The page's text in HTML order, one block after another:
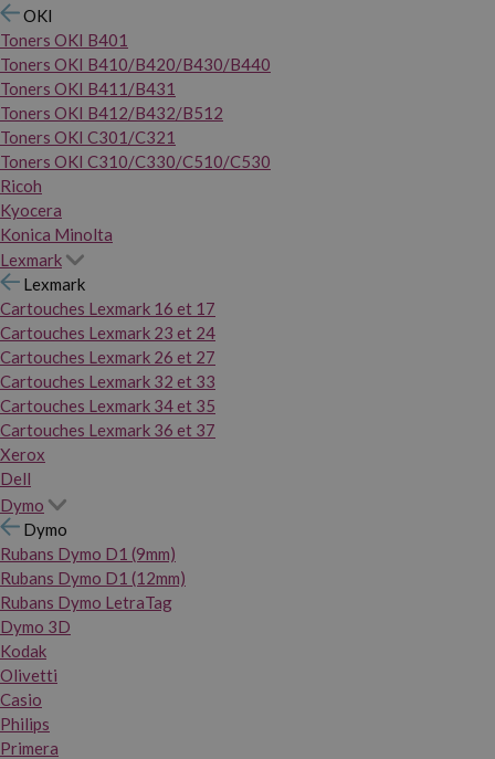
OKI
Toners OKI B401
Toners OKI B410/B420/B430/B440
Toners OKI B411/B431
Toners OKI B412/B432/B512
Toners OKI C301/C321
Toners OKI C310/C330/C510/C530
Ricoh
Kyocera
Konica Minolta
Lexmark
Lexmark
Cartouches Lexmark 16 et 17
Cartouches Lexmark 23 et 24
Cartouches Lexmark 26 et 27
Cartouches Lexmark 32 et 33
Cartouches Lexmark 34 et 35
Cartouches Lexmark 36 et 37
Xerox
Dell
Dymo
Dymo
Rubans Dymo D1 (9mm)
Rubans Dymo D1 (12mm)
Rubans Dymo LetraTag
Dymo 3D
Kodak
Olivetti
Casio
Philips
Primera